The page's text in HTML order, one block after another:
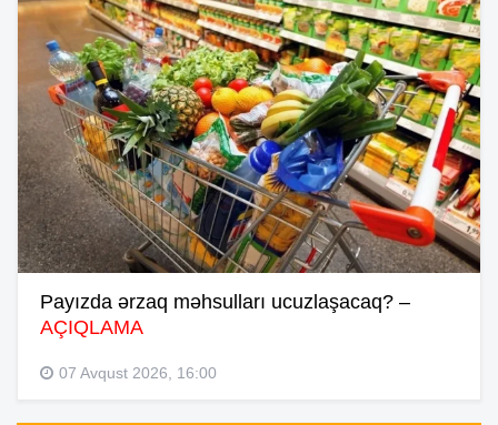
Payızda ərzaq məhsulları ucuzlaşacaq? –
AÇIQLAMA
07 Avqust 2026, 16:00